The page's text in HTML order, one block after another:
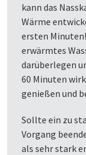
kann das
Wärme
ersten
erwärmtes
darüberlegen
60 Minuten
genießen und
Sollte ein zu
Vorgang
als sehr stark